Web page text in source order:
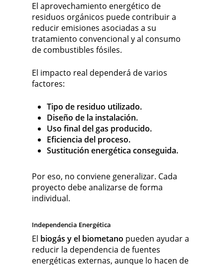
El aprovechamiento energético de
residuos orgánicos puede contribuir a
reducir emisiones asociadas a su
tratamiento convencional y al consumo
de combustibles fósiles.
El impacto real dependerá de varios
factores:
Tipo de residuo utilizado.
Diseño de la instalación.
Uso final del gas producido.
Eficiencia del proceso.
Sustitución energética conseguida.
Por eso, no conviene generalizar. Cada
proyecto debe analizarse de forma
individual.
Independencia Energética
El biogás y el biometano pueden ayudar a
reducir la dependencia de fuentes
energéticas externas, aunque lo hacen de